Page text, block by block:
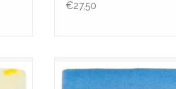
€27,50
en geniet van elke minuut!